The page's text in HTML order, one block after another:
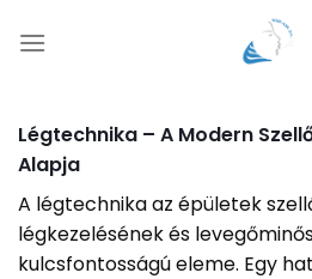
Légtechnika – A Modern
Alapja
A légtechnika az épületek
légkezelésének és
kulcsfontosságú eleme. Egy